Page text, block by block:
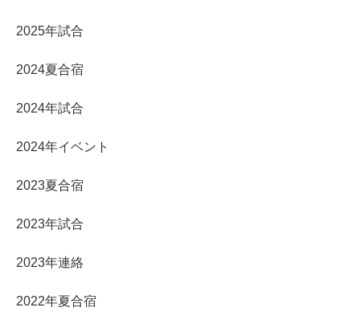
2025年試合
2024夏合宿
2024年試合
2024年イベント
2023夏合宿
2023年試合
2023年連絡
2022年夏合宿